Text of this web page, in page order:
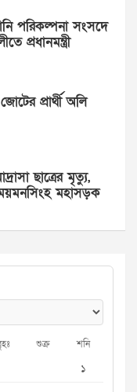
পরিকল্পনা সংসদে
প্রধানমন্ত্রী
প্রার্থী অলি
ছাত্রের মৃত্যু,
মহাসড়ক
শুক্র শনি
১